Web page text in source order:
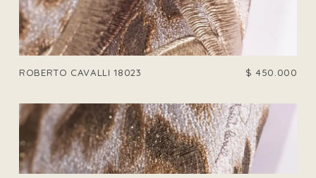
ROBERTO CAVALLI 18023 $ 450.000